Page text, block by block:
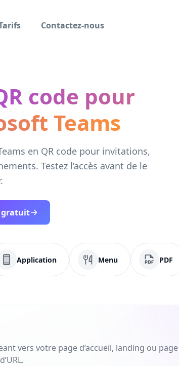
Contactez-nous
code pour
Teams
en QR code pour invitations,
Testez l’accès avant de le
gratuit
Application Menu PDF
vers votre page d’accueil, landing ou